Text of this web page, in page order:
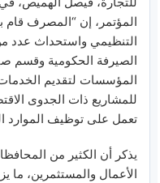
المؤتمر، إن “المصرف قام
التنظيمي واستحداث عدد
الصيرفة الحكومية وقسم
المؤسسات لتقديم الخدمات
للمشاريع ذات الجدوى
تعمل على توظيف الموارد
يذكر أن الكثير من
الأعمال والمستثمرين، ما